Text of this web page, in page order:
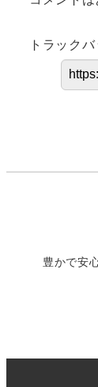
トラック
豊かで安